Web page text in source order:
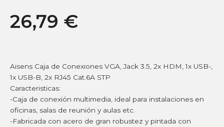
26,79 €
Aisens Caja de Conexiones VGA, Jack 3.5, 2x HDM, 1x USB-,
1x USB-B, 2x RJ45 Cat.6A STP
Caracteristicas:
-Caja de conexión multimedia, ideal para instalaciones en
oficinas, salas de reunión y aulas etc.
-Fabricada con acero de gran robustez y pintada con